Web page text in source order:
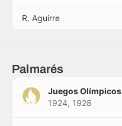
R. Aguirre
Palmarés
Juegos Olímpicos
1924, 1928